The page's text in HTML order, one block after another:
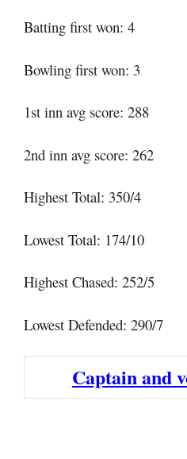
Batting first won: 4
Bowling first won: 3
1st inn avg score: 288
2nd inn avg score: 262
Highest Total: 350/4
Lowest Total: 174/10
Highest Chased: 252/5
Lowest Defended: 290/7
Captain and